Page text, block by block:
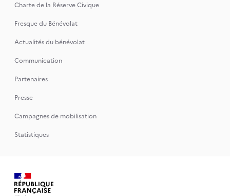
Charte de la Réserve Civique
Fresque du Bénévolat
Actualités du bénévolat
Communication
Partenaires
Presse
Campagnes de mobilisation
Statistiques